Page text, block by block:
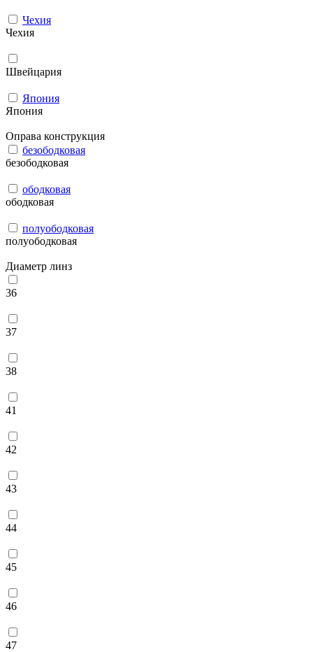
Чехия
Чехия
Швейцария
Япония
Япония
Оправа конструкция
безободковая
безободковая
ободковая
ободковая
полуободковая
полуободковая
Диаметр линз
36
37
38
41
42
43
44
45
46
47